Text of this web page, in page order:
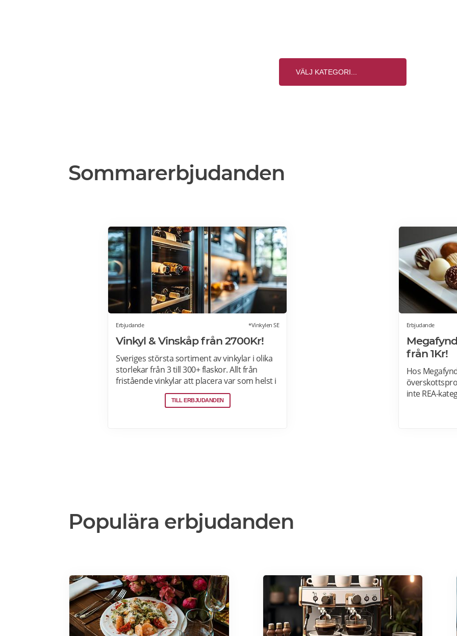
Sommarerbjudanden
Erbjudande *Vinkylen SE
Vinkyl & Vinskåp från 2700Kr!
Sveriges största sortiment av vinkylar i olika
storlekar från 3 till 300+ flaskor. Allt från
fristående vinkylar att placera var som helst i
hemmet, till inbyggda eller integrerbara
vinkylar som elegant smälter in i
TILL ERBJUDANDEN
Erbjudande
från 1Kr!
Hos
inte REA-
Megafynd
erbjudanden
Populära erbjudanden